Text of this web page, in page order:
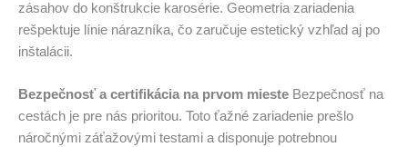
zásahov do konštrukcie karosérie. Geometria zariadenia
rešpektuje línie nárazníka, čo zaručuje estetický vzhľad aj po
inštalácii.
Bezpečnosť a certifikácia na prvom mieste Bezpečnosť na
cestách je pre nás prioritou. Toto ťažné zariadenie prešlo
náročnými záťažovými testami a disponuje potrebnou